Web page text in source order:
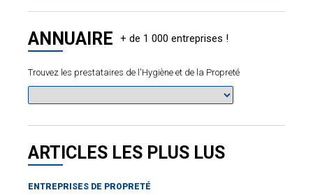
ANNUAIRE
Trouvez les prestataires de l'Hygiène et de la Propreté
ARTICLES LES PLUS LUS
ENTREPRISES DE PROPRETÉ